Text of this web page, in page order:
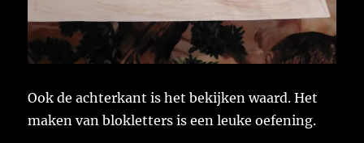
Ook de achterkant is het bekijken waard. Het
maken van blokletters is een leuke oefening.